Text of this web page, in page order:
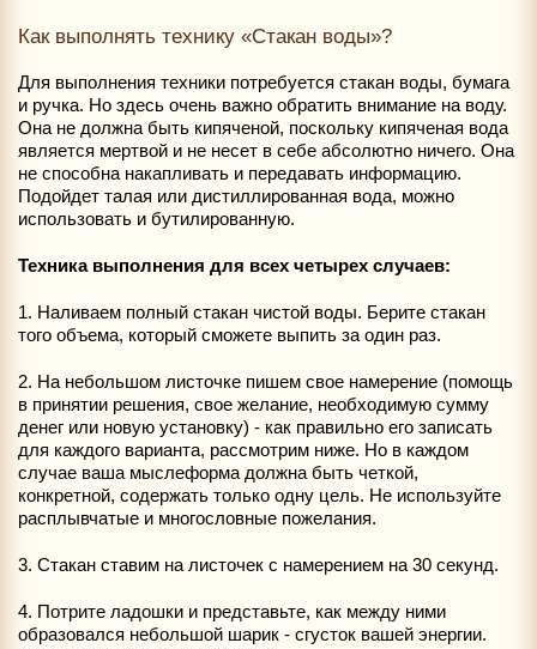
Как выполнять технику «Стакан воды»?
Для выполнения техники потребуется стакан воды, бумага
и ручка. Но здесь очень важно обратить внимание на воду.
Она не должна быть кипяченой, поскольку кипяченая вода
является мертвой и не несет в себе абсолютно ничего. Она
не способна накапливать и передавать информацию.
Подойдет талая или дистиллированная вода, можно
использовать и бутилированную.
Техника выполнения для всех четырех случаев:
1. Наливаем полный стакан чистой воды. Берите стакан
того объема, который сможете выпить за один раз.
2. На небольшом листочке пишем свое намерение (помощь
в принятии решения, свое желание, необходимую сумму
денег или новую установку) - как правильно его записать
для каждого варианта, рассмотрим ниже. Но в каждом
случае ваша мыслеформа должна быть четкой,
конкретной, содержать только одну цель. Не используйте
расплывчатые и многословные пожелания.
3. Стакан ставим на листочек с намерением на 30 секунд.
4. Потрите ладошки и представьте, как между ними
образовался небольшой шарик - сгусток вашей энергии.